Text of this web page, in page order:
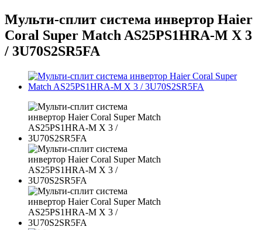
Мульти-сплит система инвертор Haier
Coral Super Match AS25PS1HRA-M X 3
/ 3U70S2SR5FA